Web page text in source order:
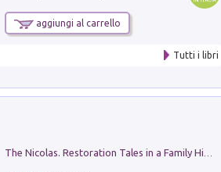
aggiungi al carrello
Tutti i libri